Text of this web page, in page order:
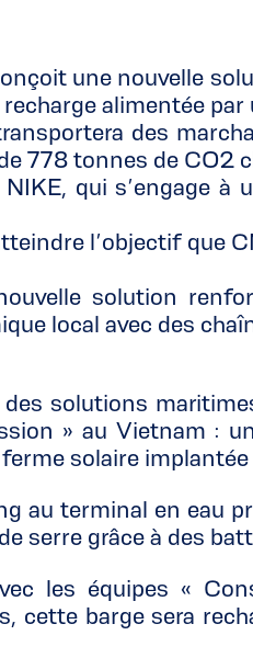
une nouvelle
alimentée
des
778 tonnes de CO2
NIKE, qui s’engage
l’objectif que
solution
local avec des
solutions
» au Vietnam :
solaire
au terminal en eau
serre grâce à des
les équipes «
cette barge sera